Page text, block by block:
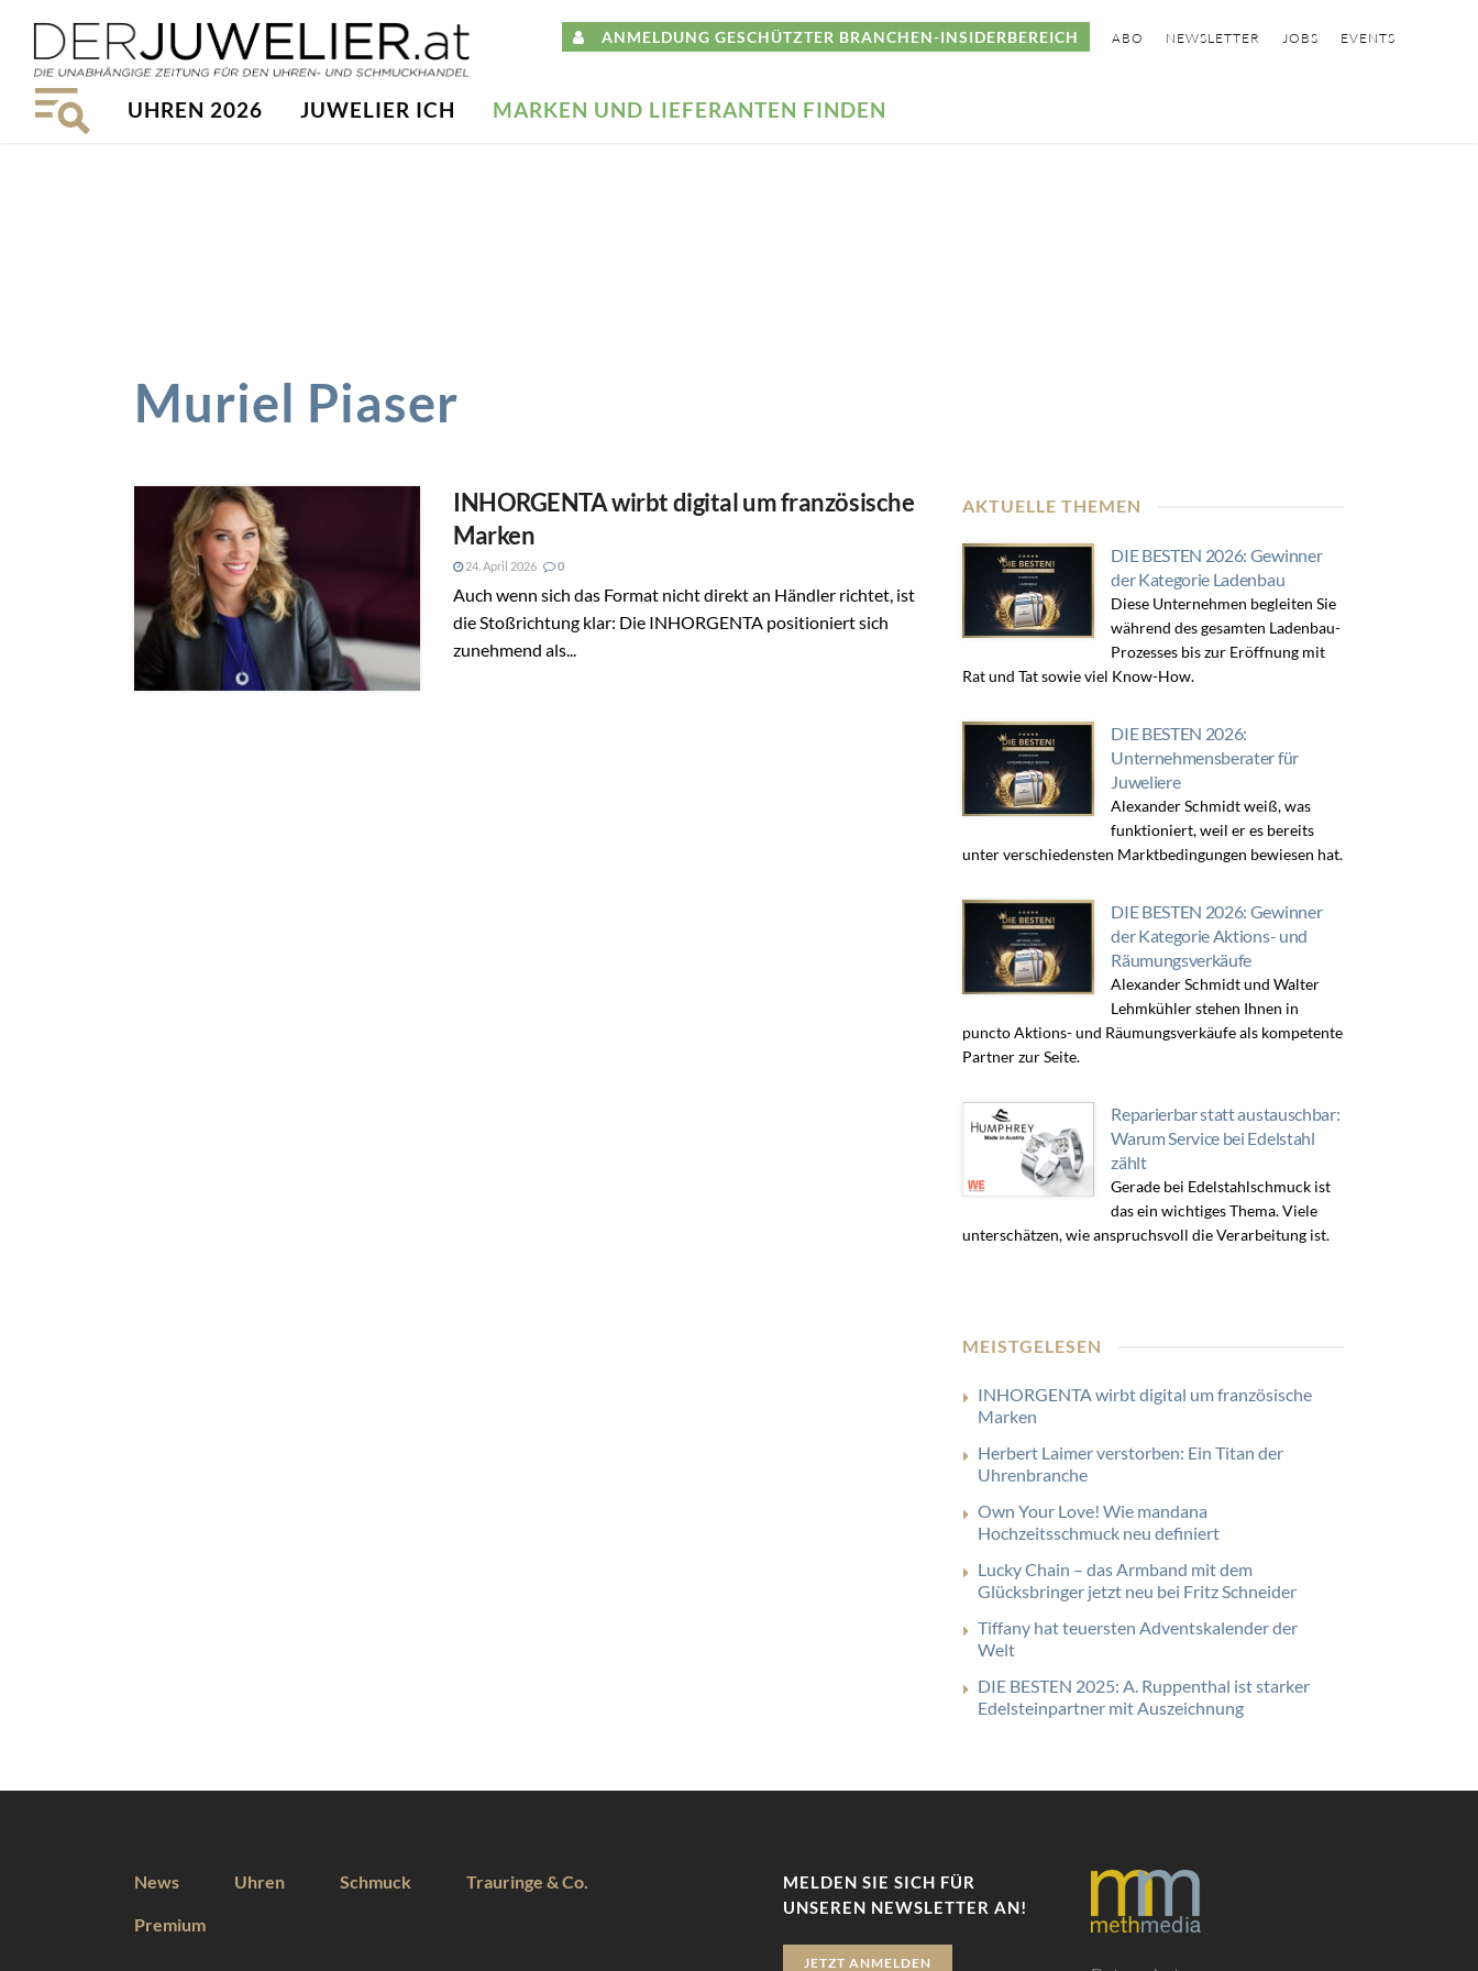
ANMELDUNG GESCHÜTZTER BRANCHEN-INSIDERBEREICH ABO NEWSLETTER JOBS EVENTS
UHREN 2026 JUWELIER ICH MARKEN UND LIEFERANTEN FINDEN
Muriel Piaser
INHORGENTA wirbt digital um französische
Marken
24. April 2026 0
Auch wenn sich das Format nicht direkt an Händler richtet, ist
die Stoßrichtung klar: Die INHORGENTA positioniert sich
zunehmend als...
AKTUELLE THEMEN
DIE BESTEN 2026: Gewinner
der Kategorie Ladenbau
Diese Unternehmen begleiten Sie
während des gesamten Ladenbau-
Prozesses bis zur Eröffnung mit
Rat und Tat sowie viel Know-How.
DIE BESTEN 2026:
Unternehmensberater für
Juweliere
Alexander Schmidt weiß, was
funktioniert, weil er es bereits
unter verschiedensten Marktbedingungen bewiesen hat.
DIE BESTEN 2026: Gewinner
der Kategorie Aktions- und
Räumungsverkäufe
Alexander Schmidt und Walter
Lehmkühler stehen Ihnen in
puncto Aktions- und Räumungsverkäufe als kompetente
Partner zur Seite.
Reparierbar statt austauschbar:
Warum Service bei Edelstahl
zählt
Gerade bei Edelstahlschmuck ist
das ein wichtiges Thema. Viele
unterschätzen, wie anspruchsvoll die Verarbeitung ist.
MEISTGELESEN
INHORGENTA wirbt digital um französische
Marken
Herbert Laimer verstorben: Ein Titan der
Uhrenbranche
Own Your Love! Wie mandana
Hochzeitsschmuck neu definiert
Lucky Chain – das Armband mit dem
Glücksbringer jetzt neu bei Fritz Schneider
Tiffany hat teuersten Adventskalender der
Welt
DIE BESTEN 2025: A. Ruppenthal ist starker
Edelsteinpartner mit Auszeichnung
News Uhren Schmuck Trauringe & Co.
Premium
MELDEN SIE SICH FÜR
UNSEREN NEWSLETTER AN!
JETZT ANMELDEN